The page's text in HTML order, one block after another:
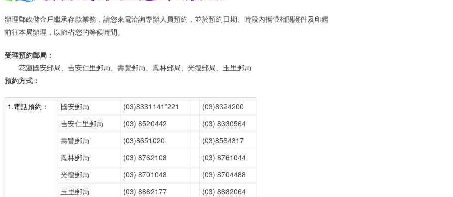
辦理郵政儲金戶繼承存款業務，請您來電洽詢專辦人員預約，並於預約日期、時段內攜帶相關證件及印鑑
前往本局辦理，以節省您的等候時間。
受理預約郵局：
花蓮國安郵局、吉安仁里郵局、壽豐郵局、鳳林郵局、光復郵局、玉里郵局
預約方式：
1.電話預約： 國安郵局 (03)8331141*221
(03)8324200
吉安仁里郵局
(03) 8520442
(03) 8330564
壽豐郵局
(03)8651020
(03)8564317
鳳林郵局
(03) 8762108
(03) 8761044
光復郵局
(03) 8701048
(03) 8704488
玉里郵局
(03) 8882177
(03) 8882064